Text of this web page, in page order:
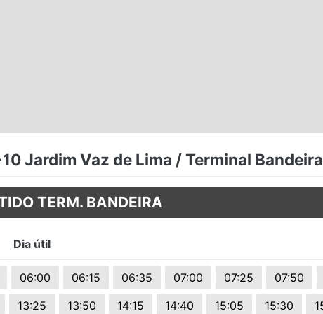
Jardim Vaz de Lima / Terminal Bandeira
TERM. BANDEIRA
Dia útil
06:00 06:15 06:35 07:00 07:25 07:50
13:25 13:50 14:15 14:40 15:05 15:30